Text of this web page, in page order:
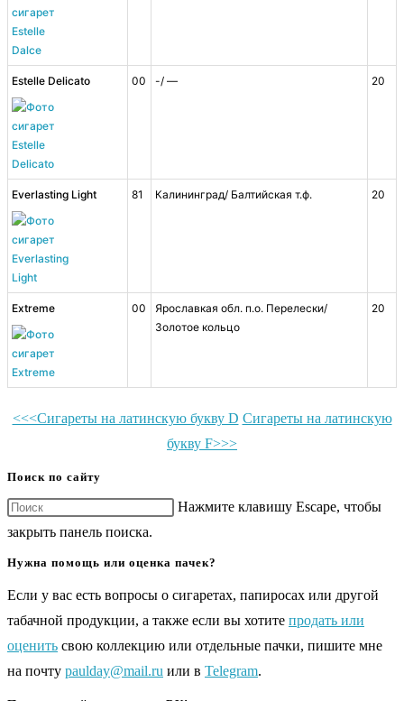
Estelle Delicato 00 -/ — 20
Everlasting Light 81 Калининград/ Балтийская т.ф. 20
Extreme 00
Ярославкая обл. п.о. Перелески/
Золотое кольцо
20
<<<Сигареты на латинскую букву D Сигареты на латинскую
букву F>>>
Поиск по сайту
Нажмите клавишу Escape, чтобы
закрыть панель поиска.
Нужна помощь или оценка пачек?
Если у вас есть вопросы о сигаретах, папиросах или другой
табачной продукции, а также если вы хотите продать или
оценить свою коллекцию или отдельные пачки, пишите мне
на почту paulday@mail.ru или в Telegram.